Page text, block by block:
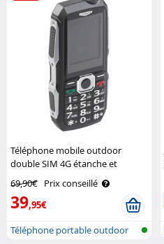
Téléphone mobile outdoor
double SIM 4G étanche et
antichoc XT-400 Simvalley Mobile
69,90€ Prix conseillé
39,95€
Téléphone portable outdoor